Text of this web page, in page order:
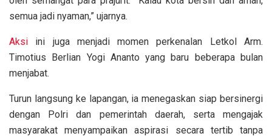
semua jadi nyaman,” ujarnya.
Aksi ini juga menjadi momen perkenalan Letkol Arm.
Timotius Berlian Yogi Ananto yang baru beberapa bulan
menjabat.
Turun langsung ke lapangan, ia menegaskan siap bersinergi
dengan Polri dan pemerintah daerah, serta mengajak
masyarakat menyampaikan aspirasi secara tertib tanpa